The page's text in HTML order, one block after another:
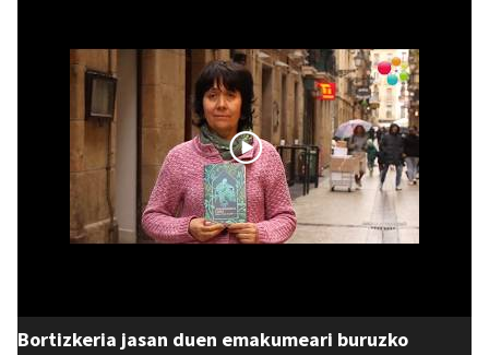
Bortizkeria jasan duen emakumeari buruzko